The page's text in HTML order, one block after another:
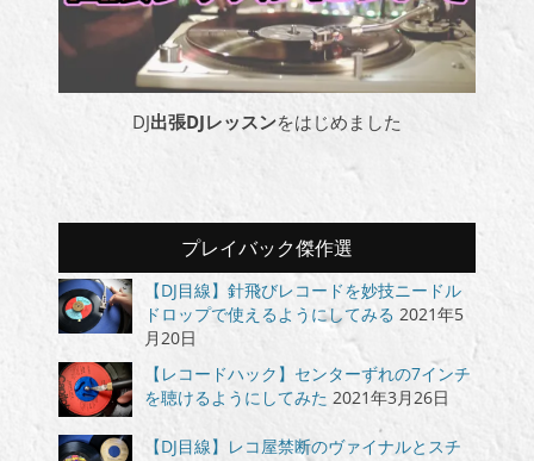
DJ出張DJレッスンをはじめました
プレイバック傑作選
【DJ目線】針飛びレコードを妙技ニードル
ドロップで使えるようにしてみる 2021年5
月20日
【レコードハック】センターずれの7インチ
を聴けるようにしてみた 2021年3月26日
【DJ目線】レコ屋禁断のヴァイナルとスチ